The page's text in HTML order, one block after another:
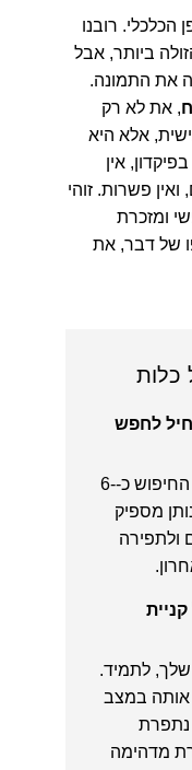
רובנו
ביותר, אבל
את התמונה.
, את לא רק
אלא היא
אין
פשרות. זוהי
ומזכרת
של דבר, את
כלות
לחפש
אנחנו ממליצות להתחיל את החיפוש כ-6-
מספיק
ולתפירה
לתמיד.
אותה במצב
נתפרת
מדהימה